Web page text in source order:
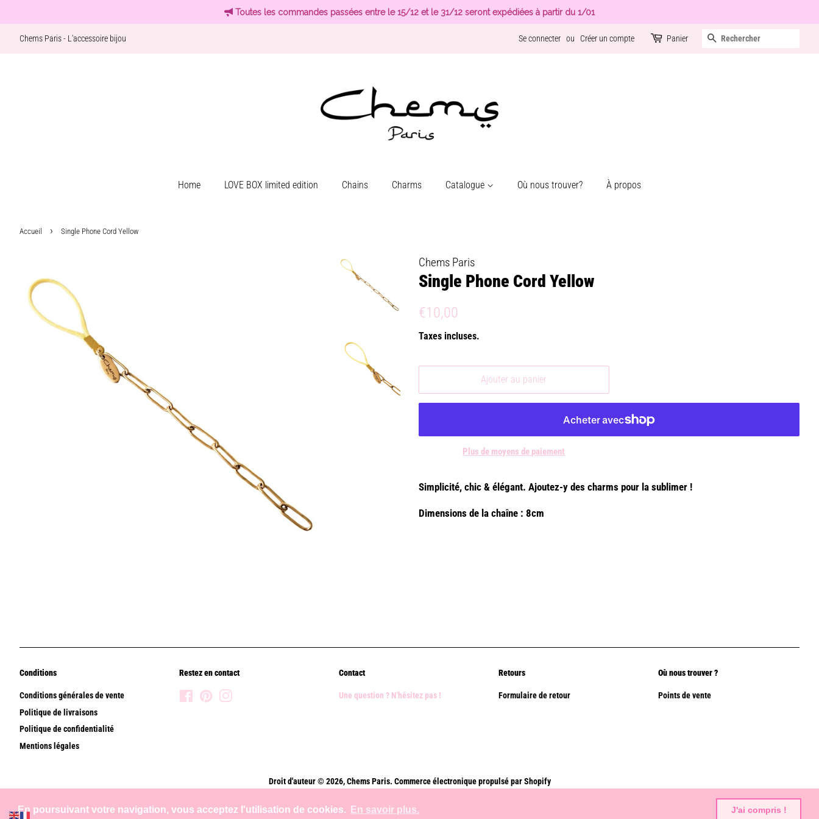
En poursuivant votre navigation, vous acceptez l'utilisation de cookies. En savoir plus. J'ai compris !
Toutes les commandes passées entre le 15/12 et le 31/12 seront expédiées à partir du 1/01
Chems Paris - L'accessoire bijou Se connecter ou Créer un compte Panier Recherche
Home LOVE BOX limited edition Chains Charms Catalogue Où nous trouver? À propos
Accueil › Single Phone Cord Yellow
Chems Paris
Single Phone Cord Yellow
Prix
€10,00
Taxes incluses.
Ajouter au panier
Plus de moyens de paiement
Simplicité, chic & élégant. Ajoutez-y des charms pour la sublimer !
Dimensions de la chaîne : 8cm
Conditions
Conditions générales de vente
Politique de livraisons
Politique de confidentialité
Mentions légales
Restez en contact
FacebookPinterest
Contact
Une question ? N'hésitez pas !
Retours
Formulaire de retour
Où nous trouver ?
Points de vente
Droit d'auteur © 2026,Chems Paris. Commerce électronique propulsé par Shopify